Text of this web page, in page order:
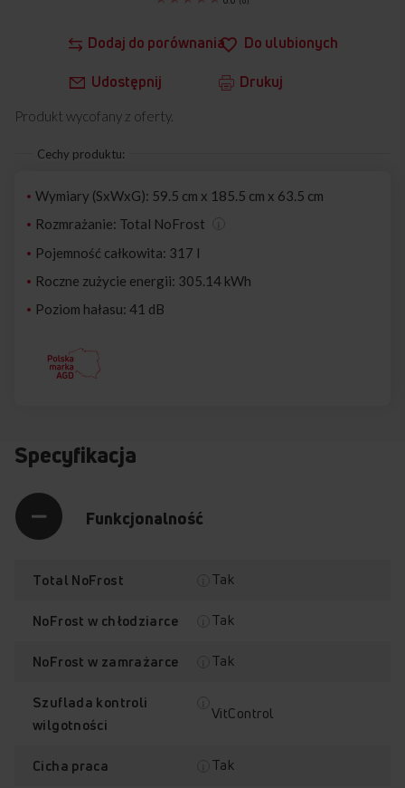
Dodaj do porównania Do ulubionych
Udostępnij Drukuj
Produkt wycofany z oferty.
Cechy produktu:
Wymiary (SxWxG): 59.5 cm x 185.5 cm x 63.5 cm
Rozmrażanie: Total NoFrost
Pojemność całkowita: 317 l
Roczne zużycie energii: 305.14 kWh
Poziom hałasu: 41 dB
Specyfikacja
Funkcjonalność
Total NoFrost Tak
NoFrost w chłodziarce Tak
NoFrost w zamrażarce Tak
Szuflada kontroli
wilgotności
VitControl
Cicha praca Tak